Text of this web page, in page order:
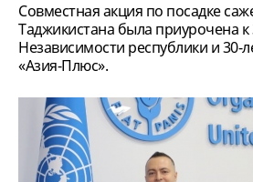
Совместная акция по посадке
Таджикистана была приурочена
Независимости республики и 30-
«Азия-Плюс».